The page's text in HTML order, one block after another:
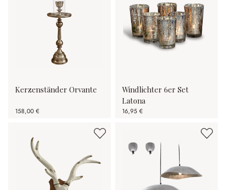
Kerzenständer Orvante
158,00 €
Windlichter 6er Set
Latona
16,95 €